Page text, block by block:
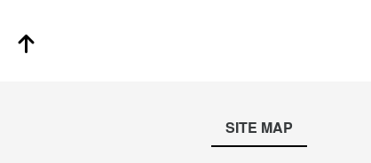
SITE MAP